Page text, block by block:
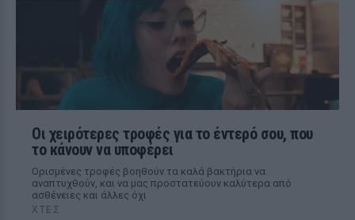
Οι χειρότερες τροφές για το έντερό σου, που
το κάνουν να υποφέρει
Ορισμένες τροφές βοηθούν τα καλά βακτήρια να
αναπτυχθούν, και να μας προστατεύουν καλύτερα από
ασθένειες και άλλες όχι
ΧΤΕΣ